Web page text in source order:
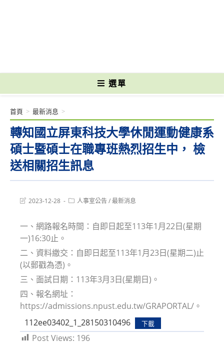
選單
轉知國立屏東科技大學休閒運動健康系
碩士暨碩士在職專班熱烈招生中， 檢
送相關招生訊息
首頁 > 最新消息 >
Post2023-12-28
Post人事室公告/最新消息
一、網路報名時間：自即日起至113年1月22日(星期
一)16:30止。
二、資料繳交：自即日起至113年1月23日(星期二)止
(以郵戳為憑)。
三、面試日期：113年3月3日(星期日)。
四、報名網址：
https://admissions.npust.edu.tw/GRAPORTAL/。
112ee03402_1_28150310496
下載
Post Views: 196